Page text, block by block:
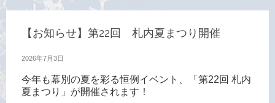
【お知らせ】第22回 札内夏まつり開催
2026年7月3日
今年も幕別の夏を彩る恒例イベント、「第22回 札内
夏まつり」が開催されます！